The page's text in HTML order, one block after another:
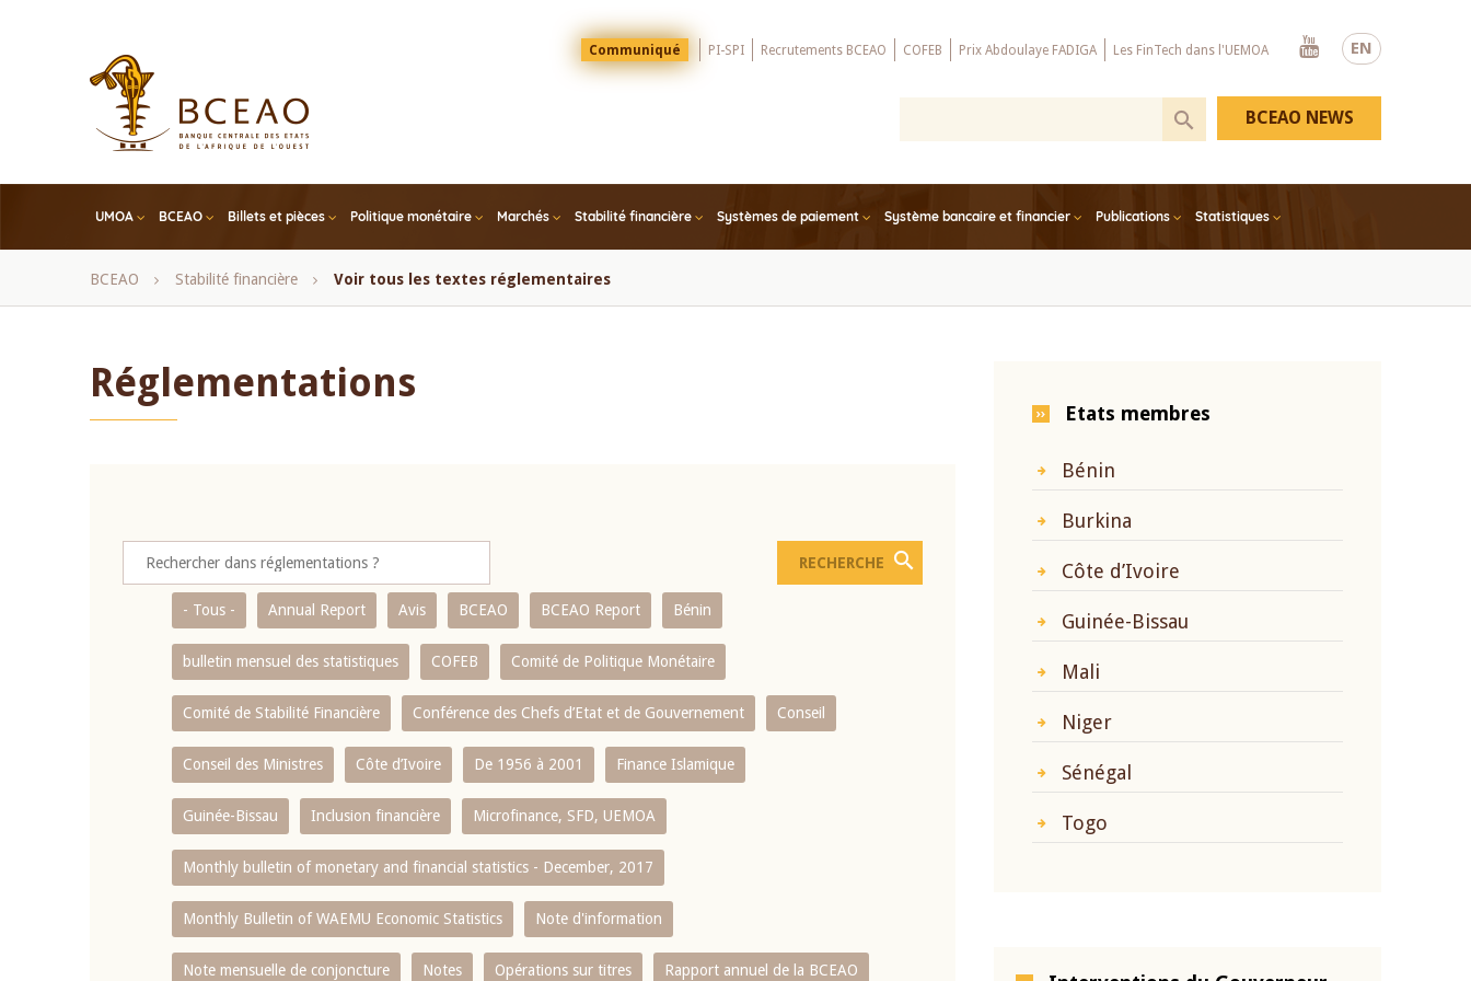
EN
Menu
Top
Communiqué PI-SPI Recrutements BCEAO COFEB Prix Abdoulaye FADIGA Les FinTech dans l'UEMOA
Youtube
UMOA BCEAO Billets et pièces Politique monétaire Marchés Stabilité financière Systèmes de paiement Système bancaire et financier Publications Statistiques
BCEAO NEWS
Fil
BCEAO Stabilité financière Voir tous les textes réglementaires
Réglementations
- Tous - Annual Report Avis BCEAO BCEAO Report Bénin
bulletin mensuel des statistiques COFEB Comité de Politique Monétaire
Comité de Stabilité Financière Conférence des Chefs d’Etat et de Gouvernement Conseil
Conseil des Ministres Côte d’Ivoire De 1956 à 2001 Finance Islamique
Guinée-Bissau Inclusion financière Microfinance, SFD, UEMOA
Monthly bulletin of monetary and financial statistics - December, 2017
Monthly Bulletin of WAEMU Economic Statistics Note d'information
Note mensuelle de conjoncture Notes Opérations sur titres Rapport annuel de la BCEAO
Etats membres
Bénin
Burkina
Côte d’Ivoire
Guinée-Bissau
Mali
Niger
Sénégal
Togo